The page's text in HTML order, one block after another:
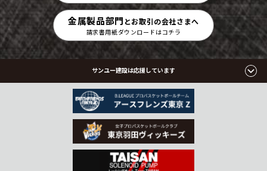
金属製品部門 とお取引の会社さまへ
請求書用紙ダウンロードはコチラ
サンユー建設は応援しています